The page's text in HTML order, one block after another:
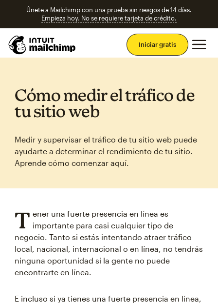
Únete a Mailchimp con una prueba sin riesgos de 14 días.
Empieza hoy. No se requiere tarjeta de crédito.
Iniciar gratis
Cómo medir el tráfico de
tu sitio web
Medir y supervisar el tráfico de tu sitio web puede
ayudarte a determinar el rendimiento de tu sitio.
Aprende cómo comenzar aquí.
T ener una fuerte presencia en línea es
importante para casi cualquier tipo de
negocio. Tanto si estás intentando atraer tráfico
local, nacional, internacional o en línea, no tendrás
ninguna oportunidad si la gente no puede
encontrarte en línea.
E incluso si ya tienes una fuerte presencia en línea,